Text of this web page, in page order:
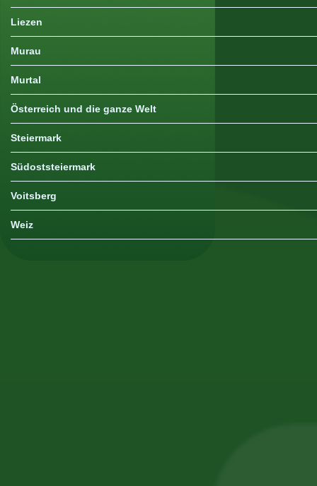
Liezen
Murau
Murtal
Österreich und die ganze Welt
Steiermark
Südoststeiermark
Voitsberg
Weiz